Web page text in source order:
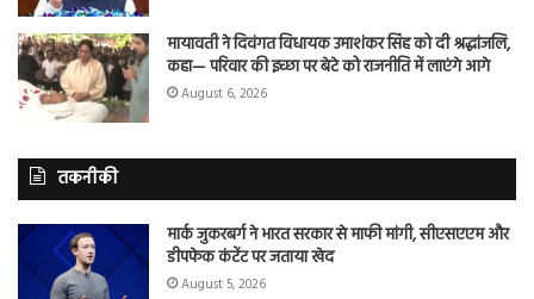
मायावती ने दिवंगत विधायक उमाशंकर सिंह को दी श्रद्धांजलि,
कहा— परिवार की इच्छा पर बेटे को राजनीति में लाएंगे आगे
August 6, 2026
तकनीकी
मार्क जुकरबर्ग ने भारत सरकार से माफी मांगी, सीएसएएम और
डीपफेक कंटेंट पर जताया खेद
August 5, 2026